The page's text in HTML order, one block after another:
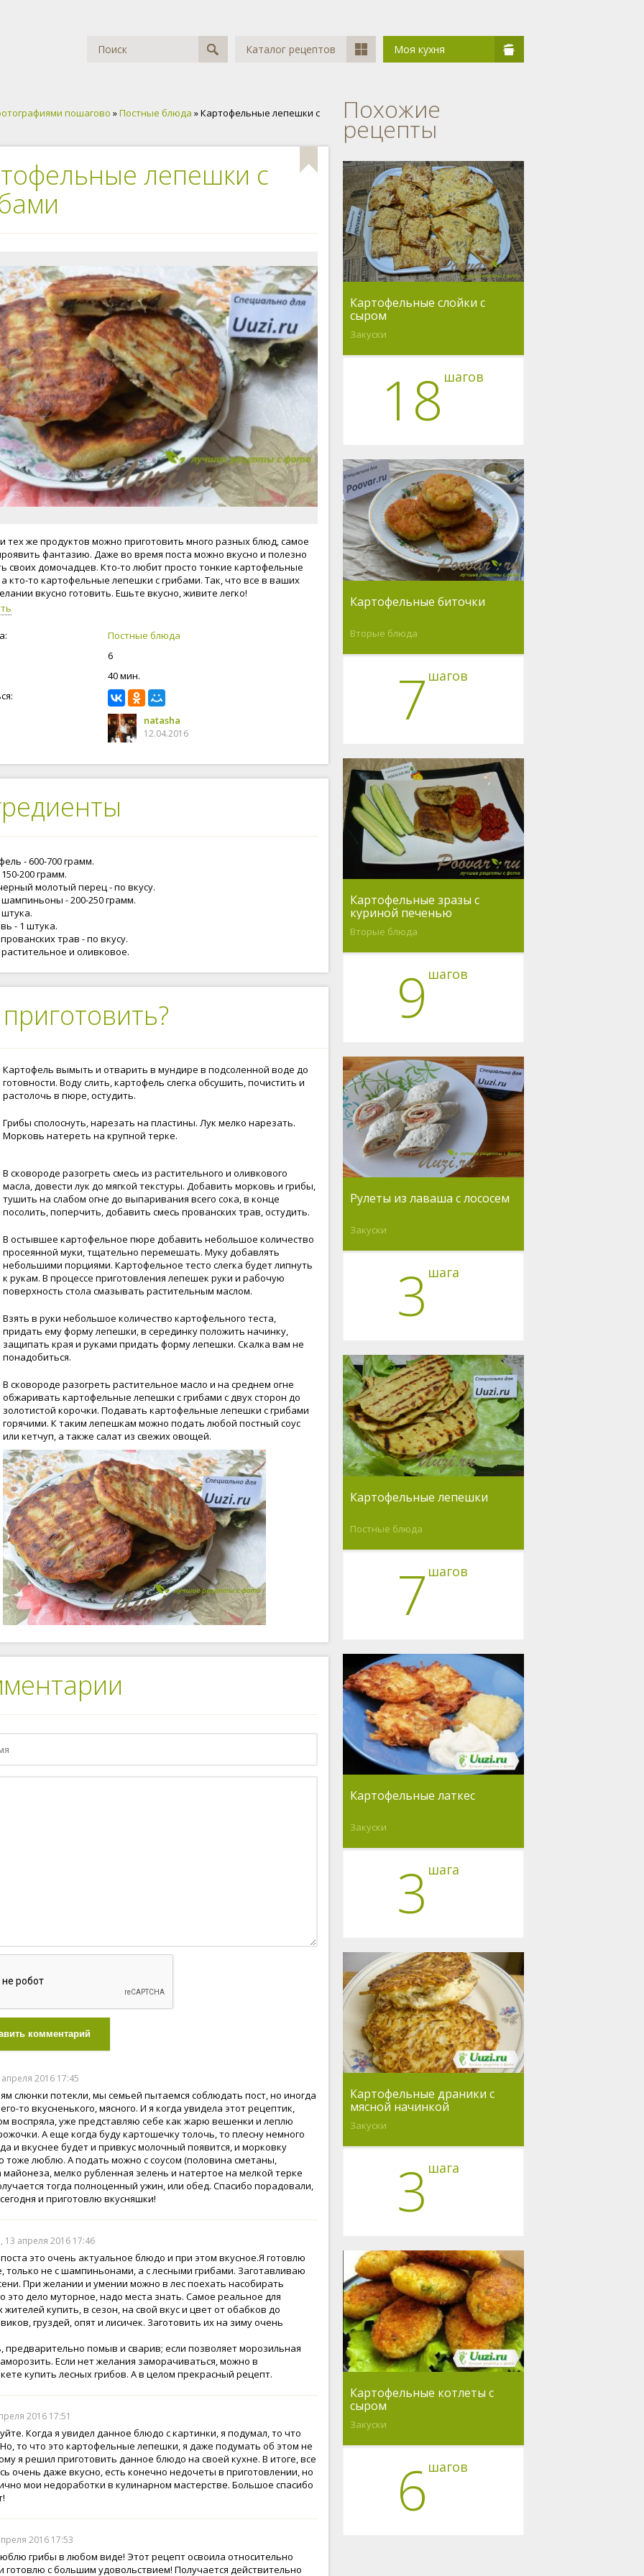
Каталог рецептов Моя кухня
пошагово »Постные блюда » Картофельные лепешки с
лепешки с
тех же продуктов можно приготовить много разных блюд, самое
фантазию. Даже во время поста можно вкусно и полезно
своих домочадцев. Кто-то любит просто тонкие картофельные
кто-то картофельные лепешки с грибами. Так, что все в ваших
вкусно готовить. Ешьте вкусно, живите легко!
Постные блюда
6
40 мин.
natasha
12.04.2016
- 600-700 грамм.
200 грамм.
молотый перец - по вкусу.
- 200-250 грамм.
штука.
- 1 штука.
трав - по вкусу.
и оливковое.
Картофель вымыть и отварить в мундире в подсоленной воде до
готовности. Воду слить, картофель слегка обсушить, почистить и
растолочь в пюре, остудить.
Грибы сполоснуть, нарезать на пластины. Лук мелко нарезать.
Морковь натереть на крупной терке.
В сковороде разогреть смесь из растительного и оливкового
масла, довести лук до мягкой текстуры. Добавить морковь и грибы,
тушить на слабом огне до выпаривания всего сока, в конце
посолить, поперчить, добавить смесь прованских трав, остудить.
В остывшее картофельное пюре добавить небольшое количество
просеянной муки, тщательно перемешать. Муку добавлять
небольшими порциями. Картофельное тесто слегка будет липнуть
к рукам. В процессе приготовления лепешек руки и рабочую
поверхность стола смазывать растительным маслом.
Взять в руки небольшое количество картофельного теста,
придать ему форму лепешки, в серединку положить начинку,
защипать края и руками придать форму лепешки. Скалка вам не
понадобиться.
В сковороде разогреть растительное масло и на среднем огне
обжаривать картофельные лепешки с грибами с двух сторон до
золотистой корочки. Подавать картофельные лепешки с грибами
горячими. К таким лепешкам можно подать любой постный соус
или кетчуп, а также салат из свежих овощей.
комментарий
2016 17:45
слюнки потекли, мы семьей пытаемся соблюдать пост, но иногда
то вкусненького, мясного. И я когда увидела этот рецептик,
воспряла, уже представляю себе как жарю вешенки и леплю
А еще когда буду картошечку толочь, то плесну немного
и вкуснее будет и привкус молочный появится, и морковку
тоже люблю. А подать можно с соусом (половина сметаны,
мелко рубленная зелень и натертое на мелкой терке
тогда полноценный ужин, или обед. Спасибо порадовали,
и приготовлю вкусняшки!
13 апреля 2016 17:46
это очень актуальное блюдо и при этом вкусное.Я готовлю
только не с шампиньонами, а с лесными грибами. Заготавливаю
При желании и умении можно в лес поехать насобирать
это дело муторное, надо места знать. Самое реальное для
жителей купить, в сезон, на свой вкус и цвет от обабков до
груздей, опят и лисичек. Заготовить их на зиму очень
предварительно помыв и сварив; если позволяет морозильная
Если нет желания заморачиваться, можно в
купить лесных грибов. А в целом прекрасный рецепт.
2016 17:51
Когда я увидел данное блюдо с картинки, я подумал, то что
то что это картофельные лепешки, я даже подумать об этом не
я решил приготовить данное блюдо на своей кухне. В итоге, все
очень даже вкусно, есть конечно недочеты в приготовлении, но
мои недоработки в кулинарном мастерстве. Большое спасибо
2016 17:53
грибы в любом виде! Этот рецепт освоила относительно
готовлю с большим удовольствием! Получается действительно
Похожие
рецепты
Картофельные слойки с
сыром
Закуски
18 шагов
Картофельные биточки
Вторые блюда
7 шагов
Картофельные зразы с
куриной печенью
Вторые блюда
9 шагов
Рулеты из лаваша с лососем
Закуски
3 шага
Картофельные лепешки
Постные блюда
7 шагов
Картофельные латкес
Закуски
3 шага
Картофельные драники с
мясной начинкой
Закуски
3 шага
Картофельные котлеты с
сыром
Закуски
6 шагов